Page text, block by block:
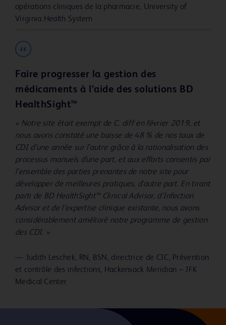
opérations cliniques de la pharmacie, University of
Virginia Health System
Faire progresser la gestion des
médicaments à l’aide des solutions BD
HealthSight™
« Notre site était exempt de C. diff en février 2019, et
nous avons constaté une baisse de 48 % de nos taux de
CDI d’une année sur l’autre grâce à la rationalisation des
processus manuels d'une part, et aux efforts consentis par
l’ensemble des parties prenantes de notre site pour
développer de meilleures pratiques, d'autre part. En tirant
parti de BD HealthSight™ Clinical Advisor, d’Infection
Advisor et de l’expertise clinique existante, nous avons
considérablement amélioré notre programme de gestion
des CDI. »
— Judith Leschek, RN, BSN, directrice de CIC, Prévention
et contrôle des infections, Hackensack Meridian – JFK
Medical Center